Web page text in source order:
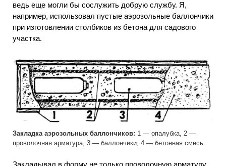
ведь еще могли бы сослужить добрую службу. Я,
например, использовал пустые аэрозольные баллончики
при изготовлении столбиков из бетона для садового
участка.
Закладка аэрозольных баллончиков: 1 — опалубка, 2 —
проволочная арматура, 3 — баллончики, 4 — бетонная смесь.
Закладывал в форму не только проволочную арматуру